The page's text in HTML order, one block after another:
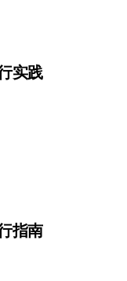
实践
指南